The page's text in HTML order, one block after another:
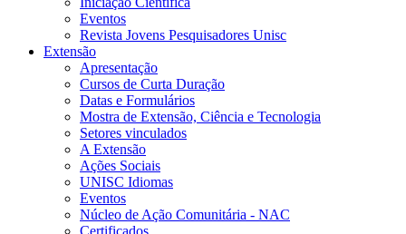
Eventos
Revista Jovens Pesquisadores Unisc
Extensão
Apresentação
Cursos de Curta Duração
Datas e Formulários
Mostra de Extensão, Ciência e Tecnologia
Setores vinculados
A Extensão
Ações Sociais
UNISC Idiomas
Eventos
Núcleo de Ação Comunitária - NAC
Certificados